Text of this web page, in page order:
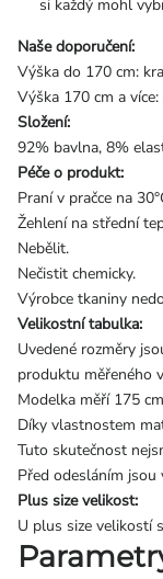
si každý mohl
Naše doporučení:
Výška do 170 cm:
Výška 170 cm a
Složení:
92% bavlna, 8%
Péče o produkt:
Praní v pračce na
Žehlení na střední
Nebělit.
Nečistit chemicky.
Výrobce tkaniny
Velikostní tabulka:
Uvedené rozměry
produktu měřeného
Modelka měří 175
Díky vlastnostem
Tuto skutečnost
Před odesláním jsou
Plus size velikost:
U plus size velikostí